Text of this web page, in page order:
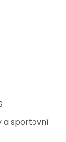
a sportovní